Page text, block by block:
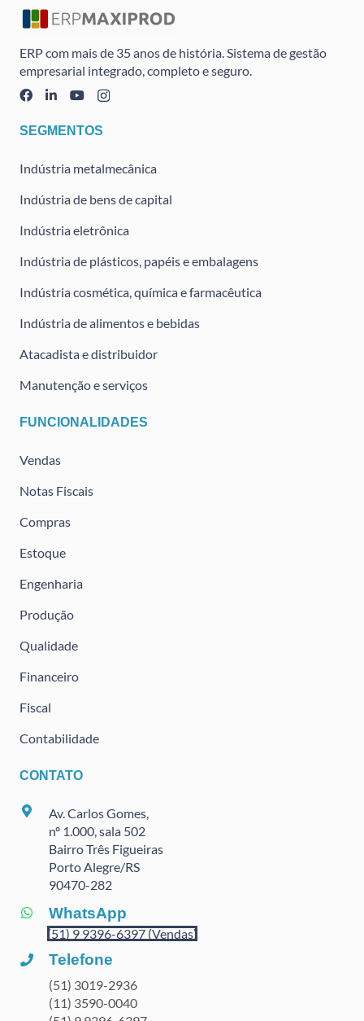
ERP com mais de 35 anos de história. Sistema de gestão
empresarial integrado, completo e seguro.
SEGMENTOS
Indústria metalmecânica
Indústria de bens de capital
Indústria eletrônica
Indústria de plásticos, papéis e embalagens
Indústria cosmética, química e farmacêutica
Indústria de alimentos e bebidas
Atacadista e distribuidor
Manutenção e serviços
FUNCIONALIDADES
Vendas
Notas Fiscais
Compras
Estoque
Engenharia
Produção
Qualidade
Financeiro
Fiscal
Contabilidade
CONTATO
Av. Carlos Gomes,
nº 1.000, sala 502
Bairro Três Figueiras
Porto Alegre/RS
90470-282
WhatsApp
(51) 9 9396-6397 (Vendas)
Telefone
(51) 3019-2936
(11) 3590-0040